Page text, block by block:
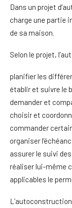
Dans un projet
charge une partie
de sa maison.
Selon le projet,
planifier les
établir et suivre le
demander et
choisir et
commander
organiser
assurer le suivi
réaliser lui-même
applicables le